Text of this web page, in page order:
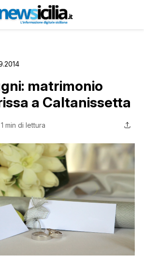
matrimonio
a Caltanissetta
1 min di lettura